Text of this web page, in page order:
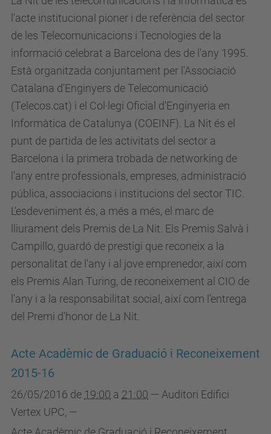
l'acte institucional pioner i de referència del sector
de les Telecomunicacions i Tecnologies de la
informació celebrat a Barcelona des de l'any 1995.
Està organitzada conjuntament per l'Associació
Catalana d'Enginyers de Telecomunicació
(Telecos.cat) i el Col·legi Oficial d'Enginyeria en
Informàtica de Catalunya (COEINF). La Nit és el
punt de partida de les activitats del sector a
Barcelona i la primera trobada de networking de
l'any entre professionals, empreses, administració
pública, associacions i institucions del sector TIC.
L'esdeveniment és, a més a més, el marc de
lliurament dels Premis de La Nit. Els Premis Salvà i
Campillo, guardó de prestigi que reconeix a la
personalitat de l'any i al jove emprenedor, així com
els Premis Alan Turing, de reconeixement al CIO de
l'any i a la responsabilitat social, així com l'entrega
del Premi d'honor de La Nit.
Acte Acadèmic de Graduació i Reconeixement
2015-16
26/05/2016 de 19:00 a 21:00 — Auditori Edifici
Vertex UPC, —